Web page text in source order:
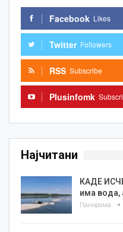
Facebook Likes
Twitter Followers
RSS Subscribe
Plusinfomk
Најчитани
КАДЕ
има вода,
Панорама